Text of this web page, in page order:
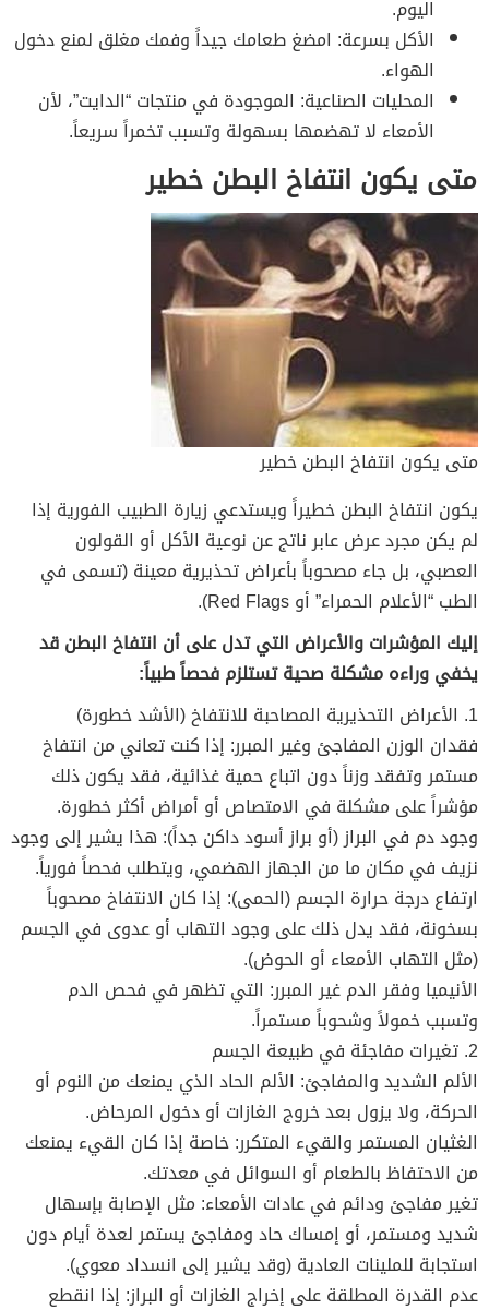
اليوم.
الأكل بسرعة: امضغ طعامك جيداً وفمك مغلق لمنع دخول
الهواء.
المحليات الصناعية: الموجودة في منتجات “الدايت”، لأن
الأمعاء لا تهضمها بسهولة وتسبب تخمراً سريعاً.
متى يكون انتفاخ البطن خطير
متى يكون انتفاخ البطن خطير
يكون انتفاخ البطن خطيراً ويستدعي زيارة الطبيب الفورية إذا
لم يكن مجرد عرض عابر ناتج عن نوعية الأكل أو القولون
العصبي، بل جاء مصحوباً بأعراض تحذيرية معينة (تسمى في
الطب “الأعلام الحمراء” أو Red Flags).
إليك المؤشرات والأعراض التي تدل على أن انتفاخ البطن قد
يخفي وراءه مشكلة صحية تستلزم فحصاً طبياً:
1. الأعراض التحذيرية المصاحبة للانتفاخ (الأشد خطورة)
فقدان الوزن المفاجئ وغير المبرر: إذا كنت تعاني من انتفاخ
مستمر وتفقد وزناً دون اتباع حمية غذائية، فقد يكون ذلك
مؤشراً على مشكلة في الامتصاص أو أمراض أكثر خطورة.
وجود دم في البراز (أو براز أسود داكن جداً): هذا يشير إلى وجود
نزيف في مكان ما من الجهاز الهضمي، ويتطلب فحصاً فورياً.
ارتفاع درجة حرارة الجسم (الحمى): إذا كان الانتفاخ مصحوباً
بسخونة، فقد يدل ذلك على وجود التهاب أو عدوى في الجسم
(مثل التهاب الأمعاء أو الحوض).
الأنيميا وفقر الدم غير المبرر: التي تظهر في فحص الدم
وتسبب خمولاً وشحوباً مستمراً.
2. تغيرات مفاجئة في طبيعة الجسم
الألم الشديد والمفاجئ: الألم الحاد الذي يمنعك من النوم أو
الحركة، ولا يزول بعد خروج الغازات أو دخول المرحاض.
الغثيان المستمر والقيء المتكرر: خاصة إذا كان القيء يمنعك
من الاحتفاظ بالطعام أو السوائل في معدتك.
تغير مفاجئ ودائم في عادات الأمعاء: مثل الإصابة بإسهال
شديد ومستمر، أو إمساك حاد ومفاجئ يستمر لعدة أيام دون
استجابة للملينات العادية (وقد يشير إلى انسداد معوي).
عدم القدرة المطلقة على إخراج الغازات أو البراز: إذا انقطع